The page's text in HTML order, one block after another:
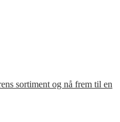
sortiment og nå frem til en